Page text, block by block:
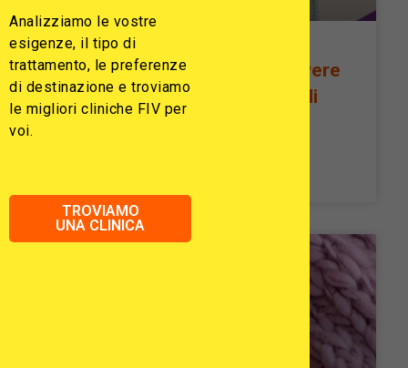
Quando il percorso cambia: vere
storie di IVF — dai propri ovuli
alla donazione di ovuli
Analizziamo le vostre
esigenze, il tipo di
trattamento, le preferenze
di destinazione e troviamo
le migliori cliniche FIV per
voi.
TROVIAMO
UNA CLINICA